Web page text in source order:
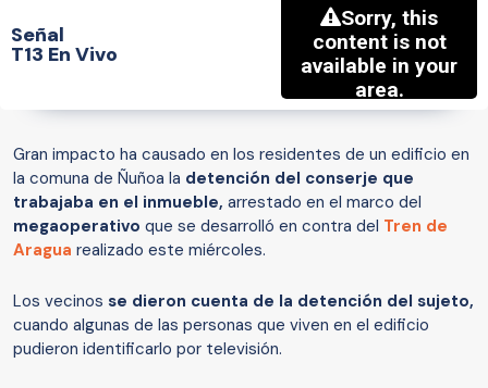
Señal
T13 En Vivo
Gran impacto ha causado en los residentes de un edificio en
la comuna de Ñuñoa la detención del conserje que
trabajaba en el inmueble, arrestado en el marco del
megaoperativo que se desarrolló en contra del Tren de
Aragua realizado este miércoles.
Los vecinos se dieron cuenta de la detención del sujeto,
cuando algunas de las personas que viven en el edificio
pudieron identificarlo por televisión.